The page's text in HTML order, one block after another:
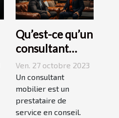
Qu’est-ce qu’un
consultant
mobilier ?
Ven. 27 octobre 2023
Un consultant
mobilier est un
prestataire de
service en conseil.